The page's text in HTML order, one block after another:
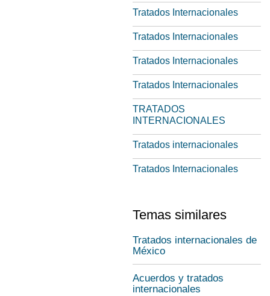
Tratados Internacionales
Tratados Internacionales
Tratados Internacionales
Tratados Internacionales
TRATADOS
INTERNACIONALES
Tratados internacionales
Tratados Internacionales
Temas similares
Tratados internacionales de
México
Acuerdos y tratados
internacionales